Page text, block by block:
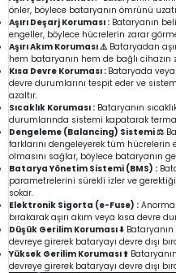
önler, böylece bataryanın ömrünü
Aşırı Deşarj Koruması : Bataryanın
engeller, böylece hücrelerin zarar
Aşırı Akım Koruması ⚠️Bataryadan
hem bataryanın hem de bağlı
Kısa Devre Koruması : Bataryada
devre durumlarını tespit eder ve
azaltır.
Sıcaklık Koruması : Bataryanın
durumlarında sistemi kapatarak
Dengeleme (Balancing) Sistemi ⚖️
farklarını dengeleyerek tüm hücrelerin
olmasını sağlar, böylece bataryanın
Batarya Yönetim Sistemi (BMS) :
parametrelerini sürekli izler ve
sokar.
Elektronik Sigorta (e-Fuse) :
bırakarak aşırı akım veya kısa devre
Düşük Gerilim Koruması ⬇️
devreye girerek bataryayı devre dışı
Yüksek Gerilim Koruması ⬆️
devreye girerek bataryayı devre dışı